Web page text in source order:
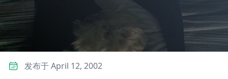
发布于 April 12, 2002